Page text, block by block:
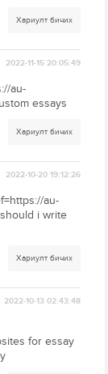
Хариулт бичих
2022-11-15 20:05:49
au-
essays
Хариулт бичих
2022-10-20 19:12:26
au-
i write
Хариулт бичих
2022-10-13 02:43:48
for essay